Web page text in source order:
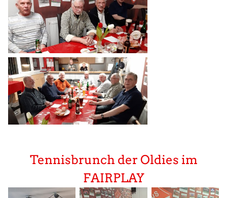
Tennisbrunch der Oldies im
FAIRPLAY